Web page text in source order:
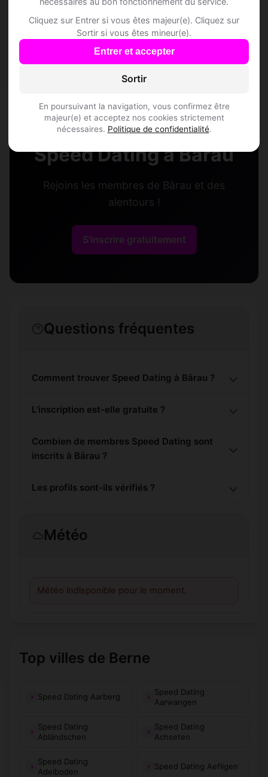
Cliquez sur Entrer si vous êtes majeur(e). Cliquez sur
Sortir si vous êtes mineur(e).
Entrer et accepter
Sortir
En poursuivant la navigation, vous confirmez être
majeur(e) et acceptez nos cookies strictement
nécessaires. Politique de confidentialité.
Speed Dating à Bärau
Rejoins les membres de Bärau et des
alentours !
S'inscrire gratuitement
Questions fréquentes
Comment trouver Speed Dating à Bärau ?
L'inscription est-elle gratuite ?
Combien de membres Speed Dating sont
inscrits à Bärau ?
Les profils sont-ils vérifiés ?
Météo
Météo indisponible pour le moment.
Top villes de Berne
Speed Dating Aarberg
Speed Dating
Aarwangen
Speed Dating
Abländschen
Speed Dating
Achseten
Speed Dating
Adelboden
Speed Dating Aefligen